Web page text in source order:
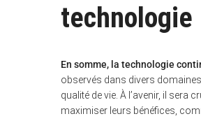
technologie
En somme, la technologie
observés dans divers
qualité de vie. À l’avenir, il sera
maximiser leurs bénéfices,